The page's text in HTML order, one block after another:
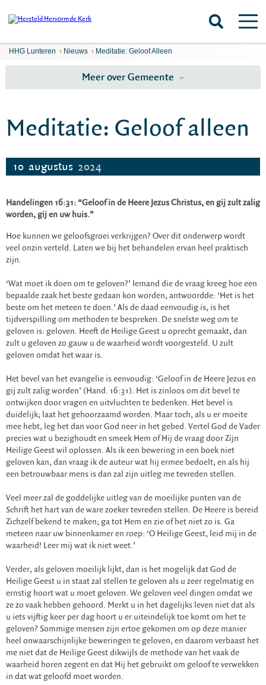
HHG Lunteren › Nieuws › Meditatie: Geloof Alleen
Meer over Gemeente
Meditatie: Geloof alleen
10 augustus 2024
Handelingen 16:31: “Geloof in de Heere Jezus Christus, en gij zult zalig
worden, gij en uw huis.”
Hoe kunnen we geloofsgroei verkrijgen? Over dit onderwerp wordt
veel onzin verteld. Laten we bij het behandelen ervan heel praktisch
zijn.
‘Wat moet ik doen om te geloven?’ Iemand die de vraag kreeg hoe een
bepaalde zaak het beste gedaan kon worden, antwoordde: ‘Het is het
beste om het meteen te doen.’ Als de daad eenvoudig is, is het
tijdverspilling om methoden te bespreken. De snelste weg om te
geloven is: geloven. Heeft de Heilige Geest u oprecht gemaakt, dan
zult u geloven zo gauw u de waarheid wordt voorgesteld. U zult
geloven omdat het waar is.
Het bevel van het evangelie is eenvoudig: ‘Geloof in de Heere Jezus en
gij zult zalig worden’ (Hand. 16:31). Het is zinloos om dit bevel te
ontwijken door vragen en uitvluchten te bedenken. Het bevel is
duidelijk; laat het gehoorzaamd worden. Maar toch, als u er moeite
mee hebt, leg het dan voor God neer in het gebed. Vertel God de Vader
precies wat u bezighoudt en smeek Hem of Hij de vraag door Zijn
Heilige Geest wil oplossen. Als ik een bewering in een boek niet
geloven kan, dan vraag ik de auteur wat hij ermee bedoelt; en als hij
een betrouwbaar mens is dan zal zijn uitleg me tevreden stellen.
Veel meer zal de goddelijke uitleg van de moeilijke punten van de
Schrift het hart van de ware zoeker tevreden stellen. De Heere is bereid
Zichzelf bekend te maken; ga tot Hem en zie of het niet zo is. Ga
meteen naar uw binnenkamer en roep: ‘O Heilige Geest, leid mij in de
waarheid! Leer mij wat ik niet weet.’
Verder, als geloven moeilijk lijkt, dan is het mogelijk dat God de
Heilige Geest u in staat zal stellen te geloven als u zeer regelmatig en
ernstig hoort wat u moet geloven. We geloven veel dingen omdat we
ze zo vaak hebben gehoord. Merkt u in het dagelijks leven niet dat als
u iets vijftig keer per dag hoort u er uiteindelijk toe komt om het te
geloven? Sommige mensen zijn ertoe gekomen om op deze manier
heel onwaarschijnlijke beweringen te geloven, en daarom verbaast het
me niet dat de Heilige Geest dikwijls de methode van het vaak de
waarheid horen zegent en dat Hij het gebruikt om geloof te verwekken
in dat wat geloofd moet worden.